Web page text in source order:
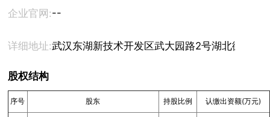
企业官网:--
详细地址:武汉东湖新技术开发区武大园路2号湖北徽商大
股权结构
序号 股东 持股比例 认缴出资额(万元)